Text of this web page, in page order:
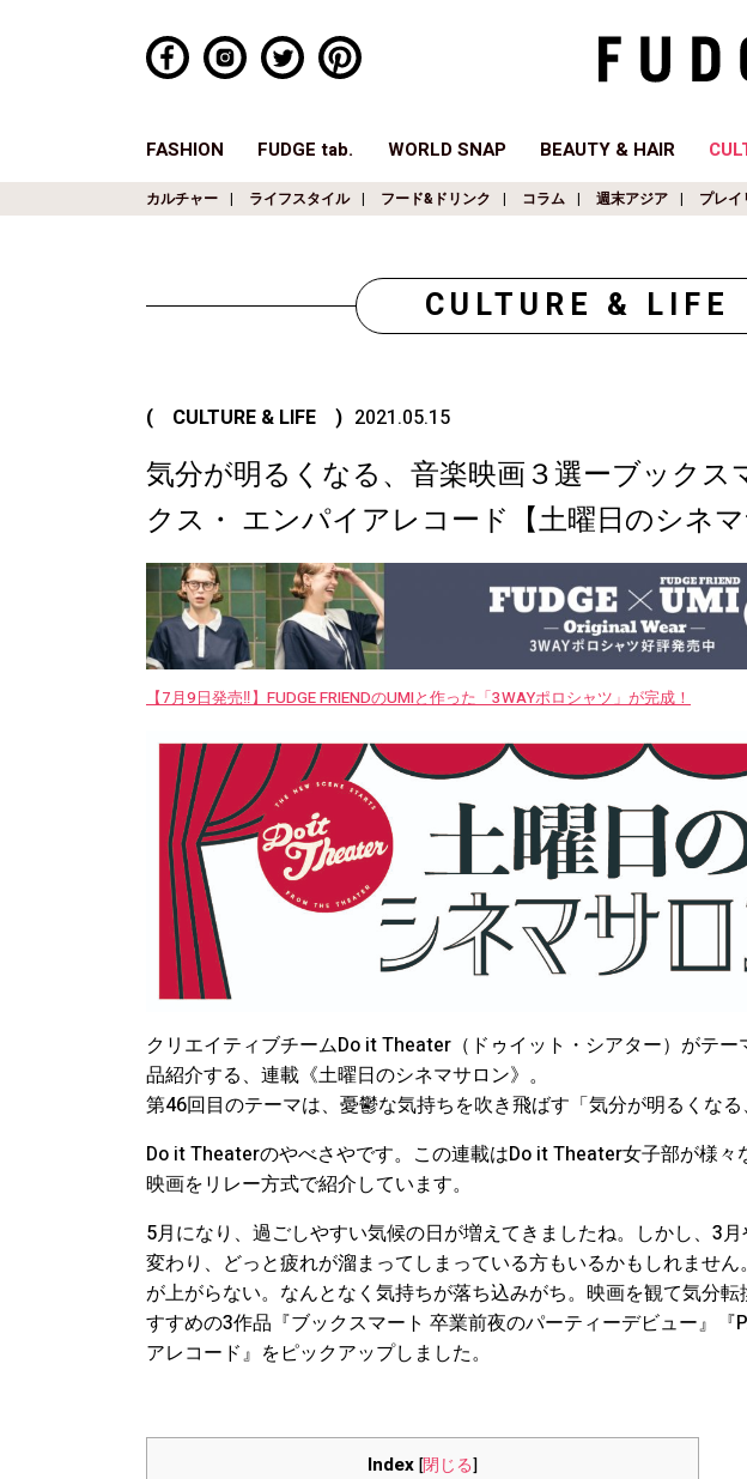
FASHION FUDGE tab. WORLD SNAP BEAUTY & HAIR
カルチャー ライフスタイル フード&ドリンク コラム 週末アジア プレイ
CULTURE & LIFE
( CULTURE & LIFE ) 2021.05.15
気分が明るくなる、音楽映画３選ーブックス
クス・ エンパイアレコード【土曜日のシネマ
【7月9日発売‼︎】FUDGE FRIENDのUMIと作った「3WAYポロシャツ」が完成！
クリエイティブチームDo it Theater（ドゥイット・シアター）がテ
品紹介する、連載《土曜日のシネマサロン》。
第46回目のテーマは、憂鬱な気持ちを吹き飛ばす「気分が明るくなる
Do it Theaterのやべさやです。この連載はDo it Theater女子部が様々
映画をリレー方式で紹介しています。
5月になり、過ごしやすい気候の日が増えてきましたね。しかし、3
変わり、どっと疲れが溜まってしまっている方もいるかもしれませ
が上がらない。なんとなく気持ちが落ち込みがち。映画を観て気分
すすめの3作品『ブックスマート 卒業前夜のパーティーデビュー』『
アレコード』をピックアップしました。
Index [閉じる]